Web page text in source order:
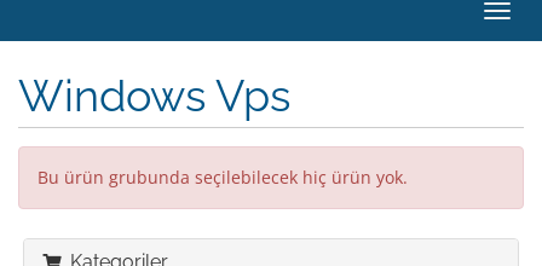
Windows Vps
Bu ürün grubunda seçilebilecek hiç ürün yok.